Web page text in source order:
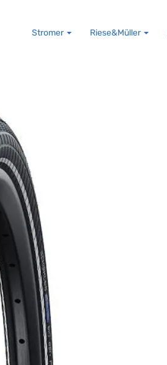
Stromer Riese&Müller